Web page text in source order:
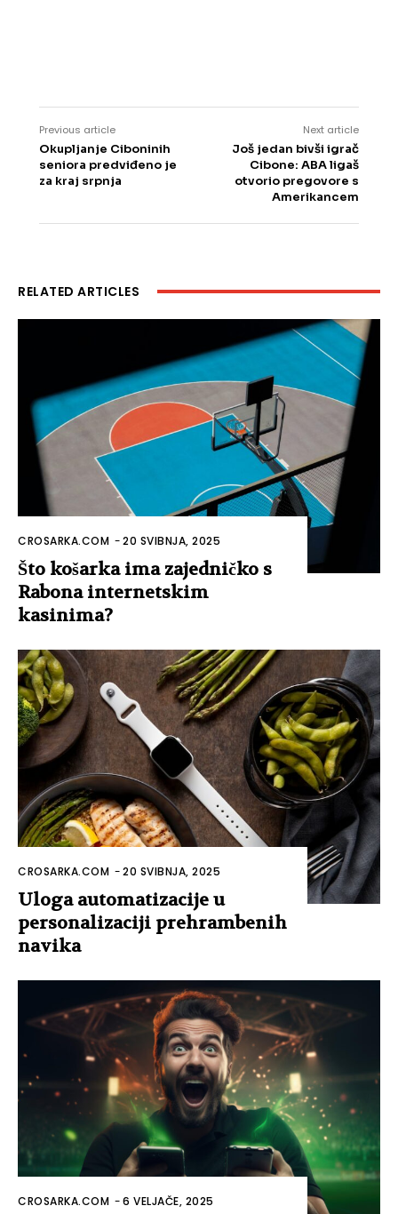
Previous article
Okupljanje Ciboninih
seniora predviđeno je
za kraj srpnja
Next article
Još jedan bivši igrač
Cibone: ABA ligaš
otvorio pregovore s
Amerikancem
RELATED ARTICLES
CROSARKA.COM -20 SVIBNJA, 2025
Što košarka ima zajedničko s
Rabona internetskim
kasinima?
CROSARKA.COM -20 SVIBNJA, 2025
Uloga automatizacije u
personalizaciji prehrambenih
navika
CROSARKA.COM -6 VELJAČE, 2025